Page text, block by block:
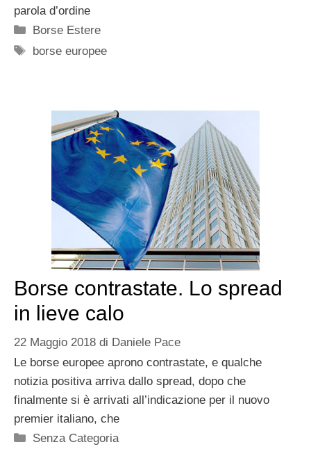
parola d’ordine
Categorie
Borse Estere
Tag
borse europee
Borse contrastate. Lo spread
in lieve calo
22 Maggio 2018 di Daniele Pace
Le borse europee aprono contrastate, e qualche
notizia positiva arriva dallo spread, dopo che
finalmente si è arrivati all’indicazione per il nuovo
premier italiano, che
Categorie
Senza Categoria